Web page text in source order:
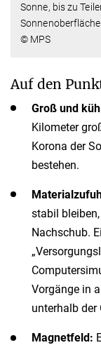
Sonne, bis zu
Sonnenoberfläche.
© MPS
Auf den
Groß und
Kilometer
Korona der
bestehen.
stabil
Nachschub.
Vorgänge in
unterhalb der
Magnetfeld: